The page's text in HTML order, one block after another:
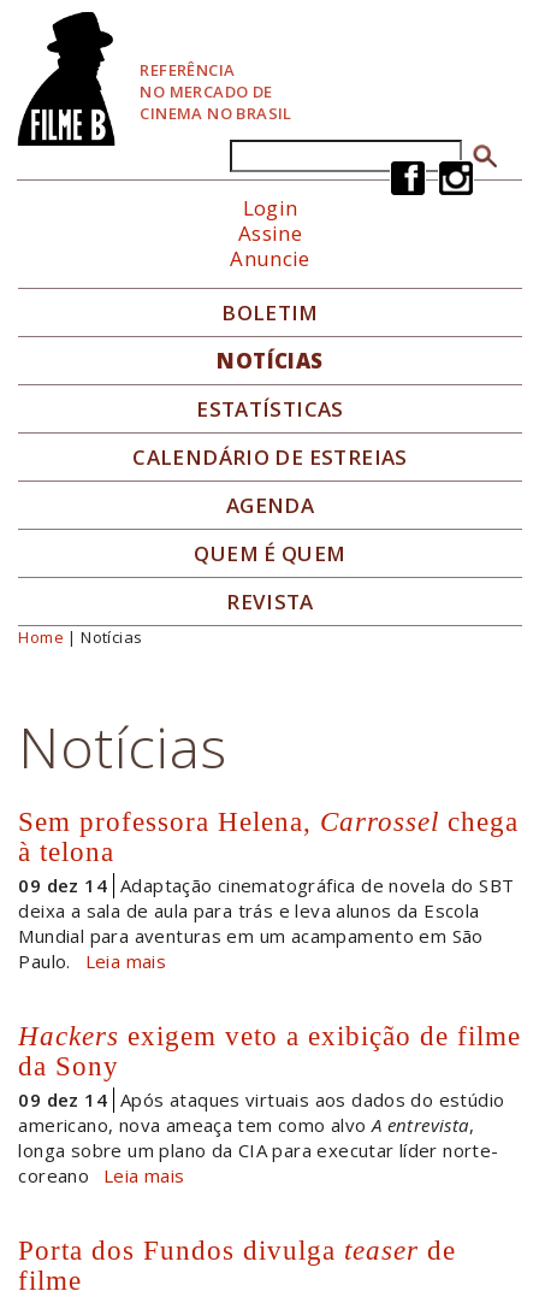
REFERÊNCIA
NO MERCADO DE
CINEMA NO BRASIL
Formulário de busca
Login
Assine
Anuncie
BOLETIM
NOTÍCIAS
ESTATÍSTICAS
CALENDÁRIO DE ESTREIAS
AGENDA
QUEM É QUEM
REVISTA
Você está aqui
Home | Notícias
Notícias
Sem professora Helena, Carrossel chega
à telona
09 dez 14 Adaptação cinematográfica de novela do SBT
deixa a sala de aula para trás e leva alunos da Escola
Mundial para aventuras em um acampamento em São
Paulo.
Leia mais
Hackers exigem veto a exibição de filme
da Sony
09 dez 14 Após ataques virtuais aos dados do estúdio
americano, nova ameaça tem como alvo A entrevista,
longa sobre um plano da CIA para executar líder norte-
coreano
Leia mais
Porta dos Fundos divulga teaser de
filme